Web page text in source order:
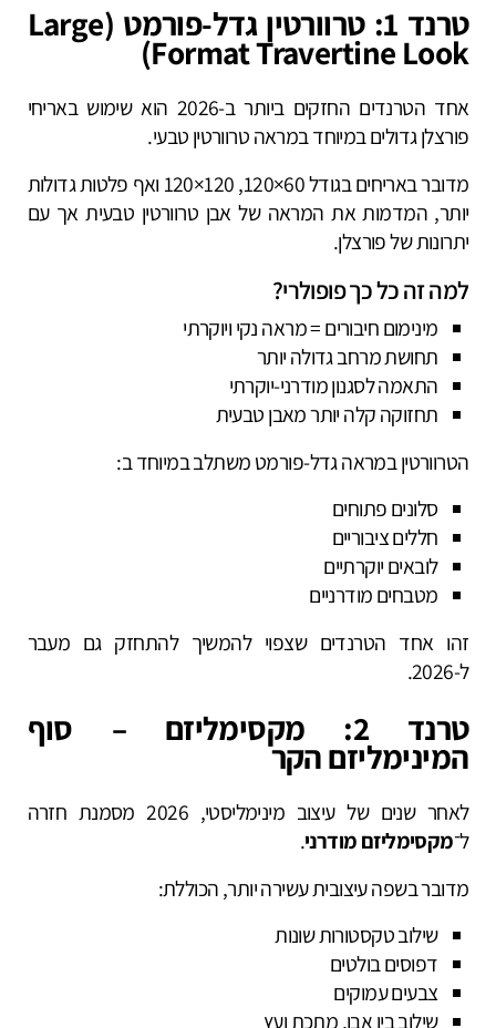
טרנד 1: טרוורטין גדל-פורמט (Large
Format Travertine Look)
אחד הטרנדים החזקים ביותר ב-2026 הוא שימוש באריחי
פורצלן גדולים במיוחד במראה טרוורטין טבעי.
מדובר באריחים בגודל 60×120, 120×120 ואף פלטות גדולות
יותר, המדמות את המראה של אבן טרוורטין טבעית אך עם
יתרונות של פורצלן.
למה זה כל כך פופולרי?
מינימום חיבורים = מראה נקי ויוקרתי
תחושת מרחב גדולה יותר
התאמה לסגנון מודרני-יוקרתי
תחזוקה קלה יותר מאבן טבעית
הטרוורטין במראה גדל-פורמט משתלב במיוחד ב:
סלונים פתוחים
חללים ציבוריים
לובאים יוקרתיים
מטבחים מודרניים
זהו אחד הטרנדים שצפוי להמשיך להתחזק גם מעבר
ל-2026.
טרנד 2: מקסימליזם – סוף
המינימליזם הקר
לאחר שנים של עיצוב מינימליסטי, 2026 מסמנת חזרה
ל־מקסימליזם מודרני.
מדובר בשפה עיצובית עשירה יותר, הכוללת:
שילוב טקסטורות שונות
דפוסים בולטים
צבעים עמוקים
שילוב בין אבן, מתכת ועץ